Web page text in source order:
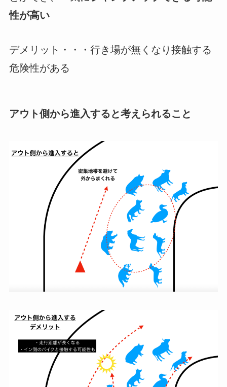
性が高い
デメリット ・・・行き場が無くなり接触する
危険性がある
アウト側から進入すると考えられること